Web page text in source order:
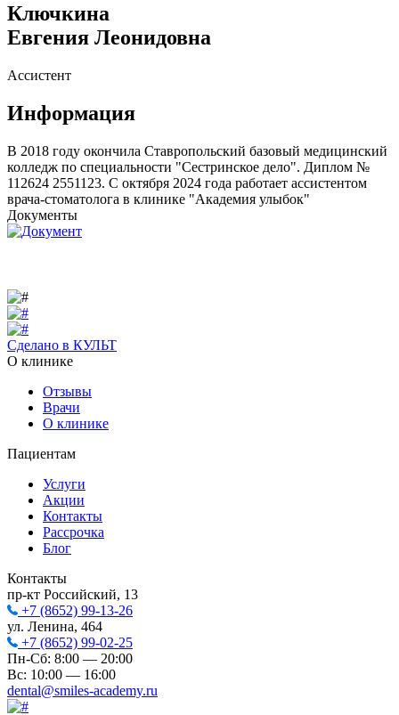
Ключкина
Евгения Леонидовна
Ассистент
Информация
В 2018 году окончила Ставропольский базовый медицинский
колледж по специальности "Сестринское дело". Диплом №
112624 2551123. С октября 2024 года работает ассистентом
врача-стоматолога в клинике "Академия улыбок"
Документы
Сделано в КУЛЬТ
О клинике
Отзывы
Врачи
О клинике
Пациентам
Услуги
Акции
Контакты
Рассрочка
Блог
Контакты
пр-кт Российский, 13
+7 (8652) 99-13-26
ул. Ленина, 464
+7 (8652) 99-02-25
Пн-Сб: 8:00 — 20:00
Вс: 10:00 — 16:00
dental@smiles-academy.ru